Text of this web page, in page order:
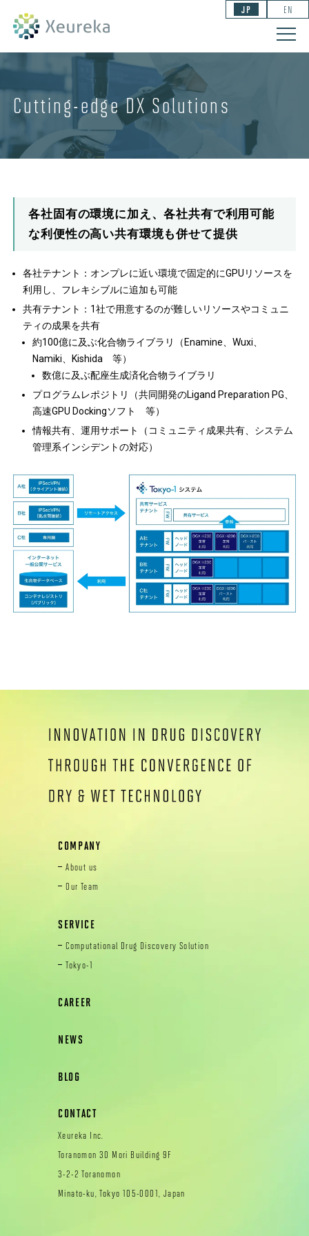
Cutting-edge DX Solutions
各社固有の環境に加え、各社共有で利用可能
な利便性の高い共有環境も併せて提供
各社テナント：オンプレに近い環境で固定的にGPUリソースを
利用し、フレキシブルに追加も可能
共有テナント：1社で用意するのが難しいリソースやコミュニ
ティの成果を共有
約100億に及ぶ化合物ライブラリ（Enamine、Wuxi、
Namiki、Kishida 等）
数億に及ぶ配座生成済化合物ライブラリ
プログラムレポジトリ（共同開発のLigand Preparation PG、
高速GPU Dockingソフト 等）
情報共有、運用サポート（コミュニティ成果共有、システム
管理系インシデントの対応）
COMPANY
About us
Our Team
SERVICE
Computational Drug Discovery Solution
Tokyo-1
CAREER
NEWS
BLOG
CONTACT
Xeureka Inc.
Toranomon 30 Mori Building 9F
3-2-2 Toranomon
Minato-ku, Tokyo 105-0001, Japan
EN
JP